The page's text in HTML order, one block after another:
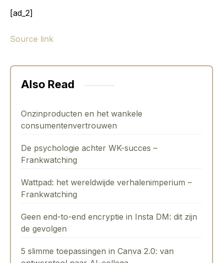
[ad_2]
Source link
Also Read
Onzinproducten en het wankele
consumentenvertrouwen
De psychologie achter WK-succes –
Frankwatching
Wattpad: het wereldwijde verhalenimperium –
Frankwatching
Geen end-to-end encryptie in Insta DM: dit zijn
de gevolgen
5 slimme toepassingen in Canva 2.0: van